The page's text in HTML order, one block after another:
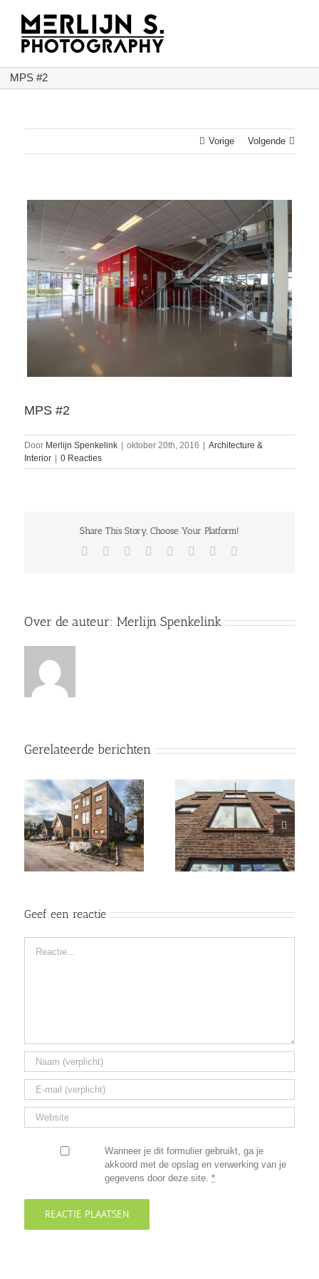
inhoud
MPS #2
Vorige Volgende
MPS #2
Door Merlijn Spenkelink oktober 20th, 2016
Architecture &
Interior
0 Reacties
Share This Story, Choose Your Platform!
Facebook
TwitterReddit LinkedIn
TumblrPinterest
Over de auteur: Merlijn Spenkelink
Gerelateerde berichten
Geef een reactie
Wanneer je dit formulier gebruikt, ga je
akkoord met de opslag en verwerking van je
gegevens door deze site.*